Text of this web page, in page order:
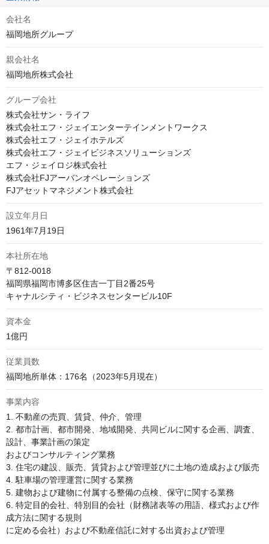
会社名
福岡地所グループ
親会社名
福岡地所株式会社
グループ会社
株式会社サン・ライフ
株式会社エフ・ジェイエンターテインメントワークス
株式会社エフ・ジェイホテルズ
株式会社エフ・ジェイビジネスソリューションズ
エフ・ジェイロジ株式会社
株式会社FJアーバンオペレーションズ
FJアセットマネジメント株式会社
設立年月日
1961年7月19日
本社所在地
〒812-0018
福岡県福岡市博多区住吉一丁目2番25号
キャナルシティ・ビジネスセンタービル10F
資本金
1億円
従業員数
福岡地所単体：176名（2023年5月現在）
事業内容
1. 不動産の売買、賃貸、仲介、管理
2. 都市計画、都市開発、地域開発、共同ビルに関する企画、調査、
設計、事業計画の策定
およびコンサルティング業務
3. 住宅の建設、販売、賃貸および管理並びに土地の造成および販売
4. 駐車場の管理運営に関する業務
5. 建物および建物に付属する整備の点検、保守に関する業務
6. 特定目的会社、特別目的会社（財務諸表等の用語、様式および作
成方法に関する規則
に定める会社）および不動産信託に対する出資および管理